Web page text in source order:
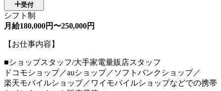
受付
シフト制
月給180,000円〜250,000円
【お仕事内容】
■ショップスタッフ/大手家電量販店スタッフ
ドコモショップ／auショップ／ソフトバンクショップ／
楽天モバイルショップ／ワイモバイルショップなどでの携帯